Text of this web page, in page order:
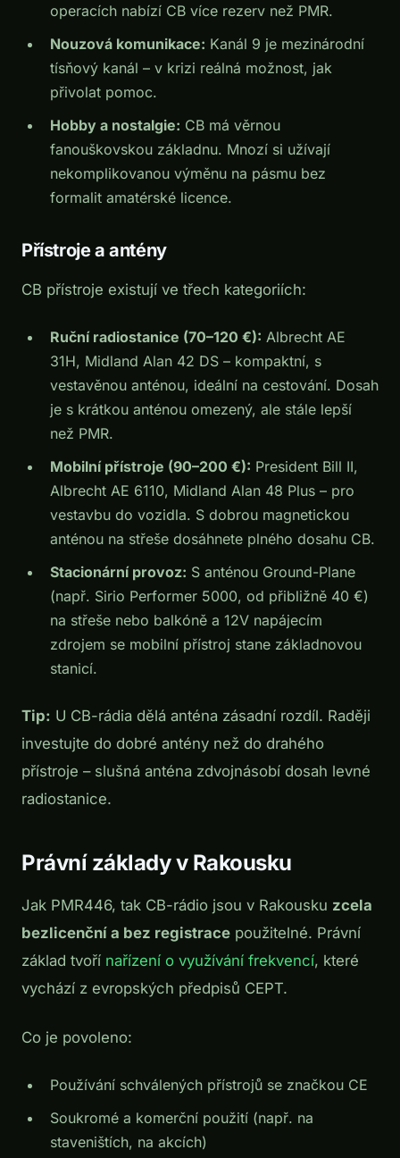
operacích nabízí CB více rezerv než PMR.
Nouzová komunikace: Kanál 9 je mezinárodní
tísňový kanál – v krizi reálná možnost, jak
přivolat pomoc.
Hobby a nostalgie: CB má věrnou
fanouškovskou základnu. Mnozí si užívají
nekomplikovanou výměnu na pásmu bez
formalit amatérské licence.
Přístroje a antény
CB přístroje existují ve třech kategoriích:
Ruční radiostanice (70–120 €): Albrecht AE
31H, Midland Alan 42 DS – kompaktní, s
vestavěnou anténou, ideální na cestování. Dosah
je s krátkou anténou omezený, ale stále lepší
než PMR.
Mobilní přístroje (90–200 €): President Bill II,
Albrecht AE 6110, Midland Alan 48 Plus – pro
vestavbu do vozidla. S dobrou magnetickou
anténou na střeše dosáhnete plného dosahu CB.
Stacionární provoz: S anténou Ground-Plane
(např. Sirio Performer 5000, od přibližně 40 €)
na střeše nebo balkóně a 12V napájecím
zdrojem se mobilní přístroj stane základnovou
stanicí.
Tip: U CB-rádia dělá anténa zásadní rozdíl. Raději
investujte do dobré antény než do drahého
přístroje – slušná anténa zdvojnásobí dosah levné
radiostanice.
Právní základy v Rakousku
Jak PMR446, tak CB-rádio jsou v Rakousku zcela
bezlicenční a bez registrace použitelné. Právní
základ tvoří nařízení o využívání frekvencí, které
vychází z evropských předpisů CEPT.
Co je povoleno:
Používání schválených přístrojů se značkou CE
Soukromé a komerční použití (např. na
staveništích, na akcích)